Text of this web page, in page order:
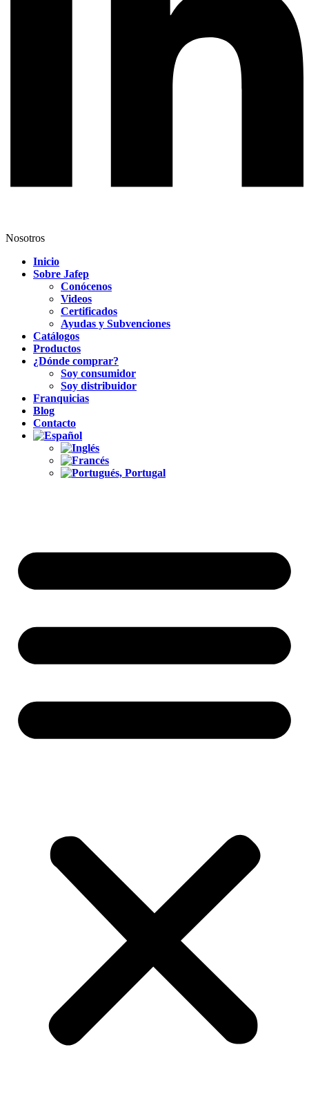
Nosotros
Inicio
Sobre Jafep
Conócenos
Videos
Certificados
Ayudas y Subvenciones
Catálogos
Productos
¿Dónde comprar?
Soy consumidor
Soy distribuidor
Franquicias
Blog
Contacto